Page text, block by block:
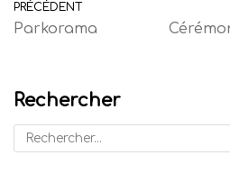
PRÉCÉDENT
Parkorama
Rechercher